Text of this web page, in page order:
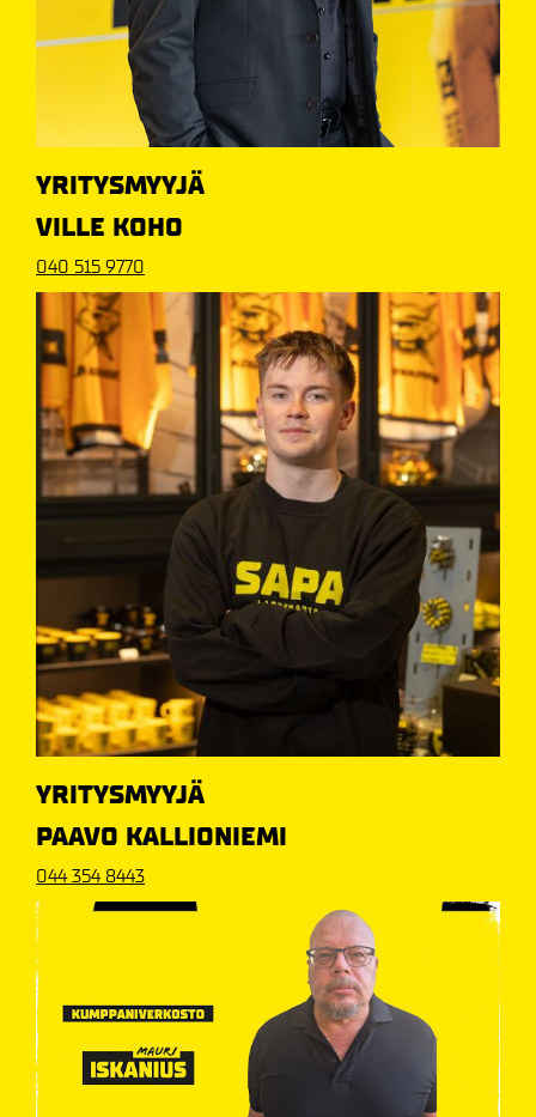
YRITYSMYYJÄ
VILLE KOHO
040 515 9770
YRITYSMYYJÄ
PAAVO KALLIONIEMI
044 354 8443